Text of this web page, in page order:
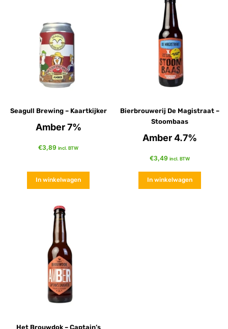
Seagull Brewing – Kaartkijker
Amber 7%
€3,89 incl. BTW
In winkelwagen
Bierbrouwerij De Magistraat –
Stoombaas
Amber 4.7%
€3,49 incl. BTW
In winkelwagen
Het Brouwdok – Captain’s